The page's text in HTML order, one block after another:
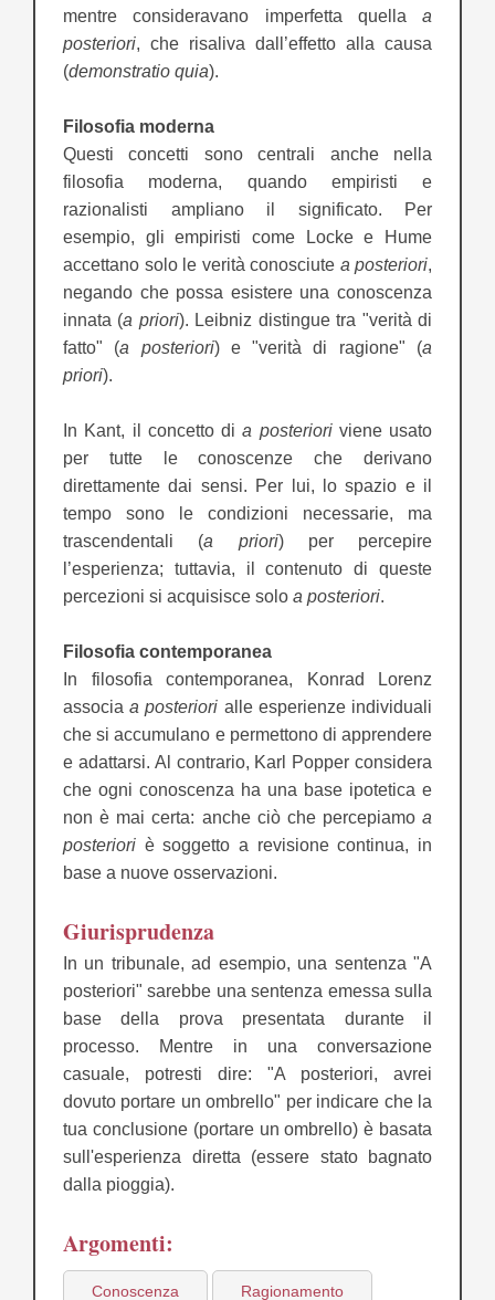
mentre consideravano imperfetta quella a
posteriori, che risaliva dall’effetto alla causa
(demonstratio quia).
Filosofia moderna
Questi concetti sono centrali anche nella
filosofia moderna, quando empiristi e
razionalisti ampliano il significato. Per
esempio, gli empiristi come Locke e Hume
accettano solo le verità conosciute a posteriori,
negando che possa esistere una conoscenza
innata (a priori). Leibniz distingue tra "verità di
fatto" (a posteriori) e "verità di ragione" (a
priori).
In Kant, il concetto dia posterioriviene usato
per tutte le conoscenze che derivano
direttamente dai sensi. Per lui, lo spazio e il
tempo sono le condizioni necessarie, ma
trascendentali (a priori) per percepire
l’esperienza; tuttavia, il contenuto di queste
percezioni si acquisisce solo a posteriori.
Filosofia contemporanea
In filosofia contemporanea, Konrad Lorenz
associaa posteriori alle esperienze individuali
che si accumulano e permettono di apprendere
e adattarsi. Al contrario, Karl Popper considera
che ogni conoscenza ha una base ipotetica e
non è mai certa: anche ciò che percepiamo a
posteriori è soggetto a revisione continua, in
base a nuove osservazioni.
Giurisprudenza
In un tribunale, ad esempio, una sentenza "A
posteriori" sarebbe una sentenza emessa sulla
base della prova presentata durante il
processo. Mentre in una conversazione
casuale, potresti dire: "A posteriori, avrei
dovuto portare un ombrello" per indicare che la
tua conclusione (portare un ombrello) è basata
sull'esperienza diretta (essere stato bagnato
dalla pioggia).
Argomenti:
Conoscenza Ragionamento